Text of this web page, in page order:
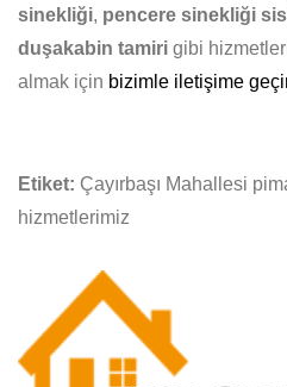
sinekliği, pencere sinekliği
duşakabin tamiri gibi
almak için bizimle iletişime
Etiket: Çayırbaşı Mahallesi
hizmetlerimiz